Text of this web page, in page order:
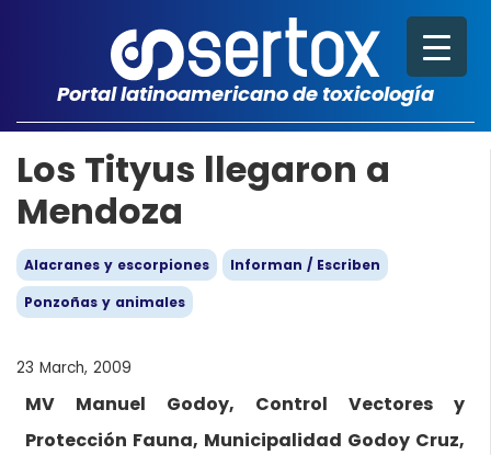
Portal latinoamericano de toxicología
Los Tityus llegaron a
Mendoza
Alacranes y escorpiones
Informan / Escriben
Ponzoñas y animales
23 March, 2009
MV Manuel Godoy, Control Vectores y
Protección Fauna, Municipalidad Godoy Cruz,